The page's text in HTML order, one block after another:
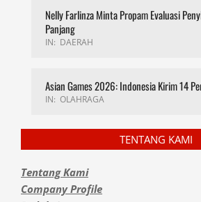
Nelly Farlinza Minta Propam Evaluasi
Panjang
IN: DAERAH
Asian Games 2026: Indonesia Kirim 14
IN: OLAHRAGA
TENTANG KAMI
Tentang Kami
Company Profile